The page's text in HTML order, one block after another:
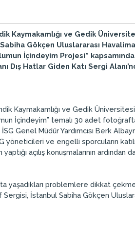
Kaymakamlığı ve Gedik
Gökçen Uluslararası
İçindeyim Projesi”
Dış Hatlar Giden Katı Sergi
Kaymakamlığı ve Gedik
İçindeyim” temalı 30 adet
Genel Müdür Yardımcısı Berk
yöneticileri ve engelli sporcuların
açılış konuşmalarının
yaşadıkları problemlere dikkat
İstanbul Sabiha Gökçen